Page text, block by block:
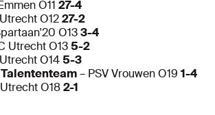
O11 27-4
O1227-2
O133-4
Utrecht O135-2
O145-3
– PSV Vrouwen O19 1-4
O182-1